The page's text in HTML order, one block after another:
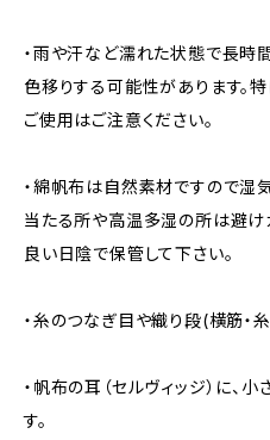
・雨や汗など濡れた状態で長時
色移りする可能性があります。
ご使用はご注意ください。
・綿帆布は自然素材ですので湿
当たる所や高温多湿の所は避け
良い日陰で保管して下さい。
・糸のつなぎ目や織り段(横筋・
・帆布の耳（セルヴィッジ）に、
す。